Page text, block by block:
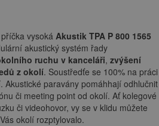
vysoká Akustik TPA P 800 1565
akustický systém řady
ruchu v kanceláři, zvýšení
z okolí. Soustředťe se 100% na práci
Akustické paravány pomáhhají odhlučnit
či meeting point od okolí. Ať kolegové
či videohovor, vy se v klidu můžete
okolí rozptylovalo.